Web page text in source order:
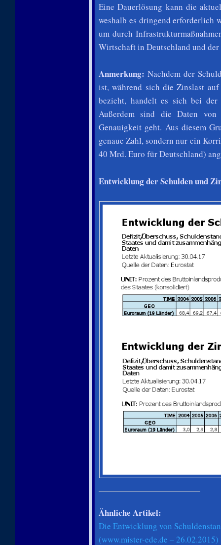
Eine Dauerlösung kann die
weshalb es dringend erforderlich
um durch
Wirtschaft in Deutschland und
Anmerkung: Nachdem der
ist, während sich die Zinslast
bezieht, handelt es sich bei
Außerdem sind die Daten
Genauigkeit geht. Aus diesem
genaue Zahl, sondern nur ein
40 Mrd. Euro für Deutschland)
Entwicklung der Schulden und
Ähnliche Artikel:
Die Entwicklung von
(www.mister-ede.de – 26.02.2015)